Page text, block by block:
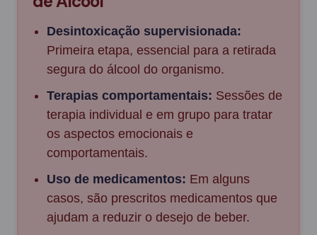
Desintoxicação supervisionada:
Primeira etapa, essencial para a retirada
segura do álcool do organismo.
Terapias comportamentais: Sessões de
terapia individual e em grupo para tratar
os aspectos emocionais e
comportamentais.
Uso de medicamentos: Em alguns
casos, são prescritos medicamentos que
ajudam a reduzir o desejo de beber.